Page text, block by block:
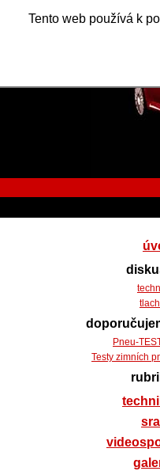
Tento web používá k
Pneu-
Testy zimních